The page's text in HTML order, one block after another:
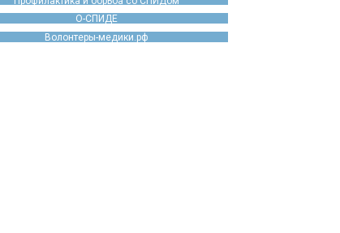
О-СПИДЕ
Волонтеры-медики.рф